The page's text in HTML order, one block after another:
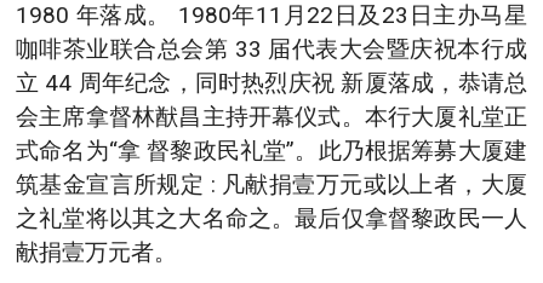
1980 年落成。 1980年11月22日及23日主办马星
咖啡茶业联合总会第 33 届代表大会暨庆祝本行成
立 44 周年纪念，同时热烈庆祝 新厦落成，恭请总
会主席拿督林猷昌主持开幕仪式。本行大厦礼堂正
式命名为“拿 督黎政民礼堂”。此乃根据筹募大厦建
筑基金宣言所规定 : 凡献捐壹万元或以上者，大厦
之礼堂将以其之大名命之。最后仅拿督黎政民一人
献捐壹万元者。